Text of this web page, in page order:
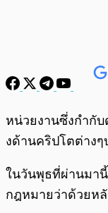
พร้อมเล่น
หน่วยงานซึ่งกำกับ
งด้านคริปโตต่างๆ
ในวันพุธที่ผ่านมานี้
กฎหมายว่าด้วยหลั